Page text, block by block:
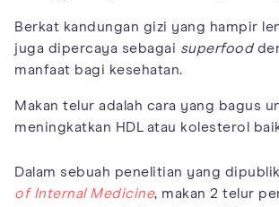
Berkat kandungan gizi yang hampir
juga dipercaya sebagai superfood
manfaat bagi kesehatan.
Makan telur adalah cara yang bagus
meningkatkan HDL atau kolesterol
Dalam sebuah penelitian yang
of Internal Medicine, makan 2 telur